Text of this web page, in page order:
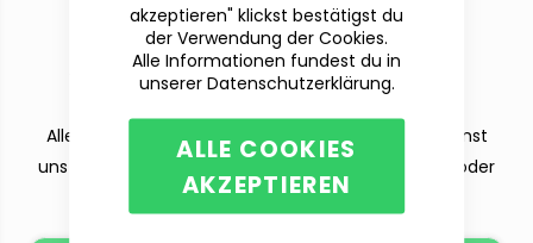
Du hast Fragen?
Wir sind für dich da!
Alle deine Fragen beantworten wir dir gern. Du kannst
uns per Telefon (Mo-Fr. 9-12 und 13-15 Uhr), E-Mail oder
dem Kontaktformular erreichen.
akzeptieren" klickst bestätigst du
der Verwendung der Cookies.
Alle Informationen fundest du in
unserer Datenschutzerklärung.
ALLE COOKIES
AKZEPTIEREN